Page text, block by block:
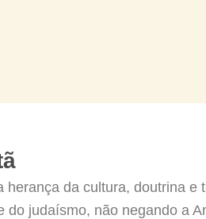
herança da cultura, doutrina
do judaísmo, não negando a